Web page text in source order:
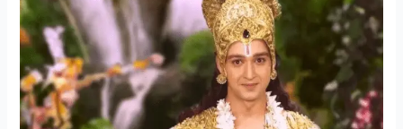
ने
शान्ति
प्रस्ताव
क्यों
रखा
–